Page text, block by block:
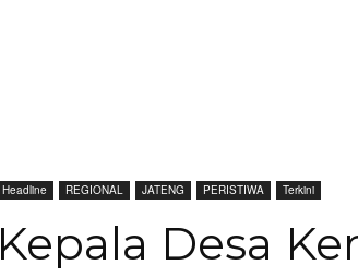
Headline REGIONAL JATENG PERISTIWA Terkini
Kepala Desa